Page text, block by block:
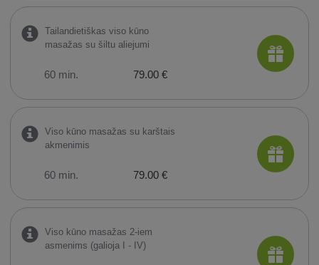
Tailandietiškas viso kūno
masažas su šiltu aliejumi
60 min. 79.00 €
Viso kūno masažas su karštais
akmenimis
60 min. 79.00 €
Viso kūno masažas 2-iem
asmenims (galioja I - IV)